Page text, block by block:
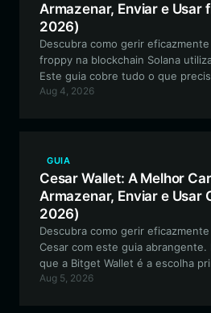
Armazenar, Enviar e Usar
2026)
Descubra como gerir
froppy na blockchain Solana
Este guia cobre tudo o que
configuração de uma carteira
Aug 4, 2026
GUIA
Cesar Wallet: A Melhor
Armazenar, Enviar e Usar
2026)
Descubra como gerir
Cesar com este guia abrangente.
que a Bitget Wallet é a escolha
esta meme coin baseada na
Aug 5, 2026